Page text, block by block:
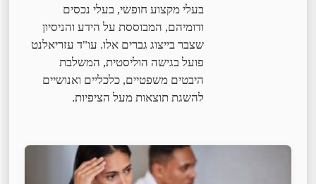
בעלי מקצוע חופשי, בעלי נכסים
ודומיהם, המבוססת על הידע והניסיון
שצבר בייצוג גברים אלו. עו"ד עזריאלנט
פועל בגישה הוליסטית, המשלבת
היבטים משפטיים, כלכליים ואנושיים
להשגת תוצאות מעל הציפיות.